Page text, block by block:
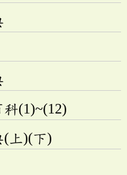
(1)~(12)
(上)(下)